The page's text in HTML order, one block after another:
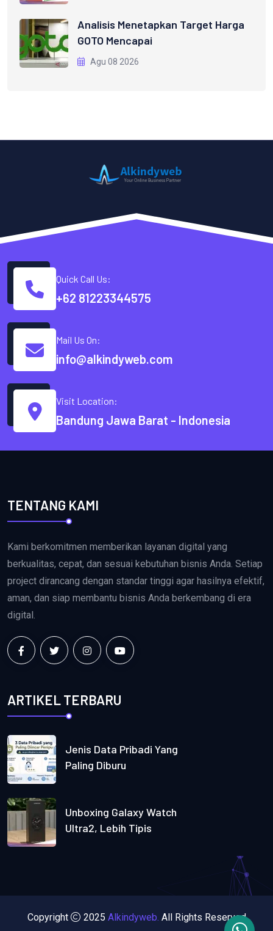
Analisis Menetapkan Target Harga
GOTO Mencapai
Agu 08 2026
Quick Call Us:
+62 81223344575
Mail Us On:
info@alkindyweb.com
Visit Location:
Bandung Jawa Barat - Indonesia
TENTANG KAMI
Kami berkomitmen memberikan layanan digital yang
berkualitas, cepat, dan sesuai kebutuhan bisnis Anda. Setiap
project dirancang dengan standar tinggi agar hasilnya efektif,
aman, dan siap membantu bisnis Anda berkembang di era
digital.
ARTIKEL TERBARU
Jenis Data Pribadi Yang
Paling Diburu
Unboxing Galaxy Watch
Ultra2, Lebih Tipis
Copyright 2025 Alkindyweb. All Rights Reserved